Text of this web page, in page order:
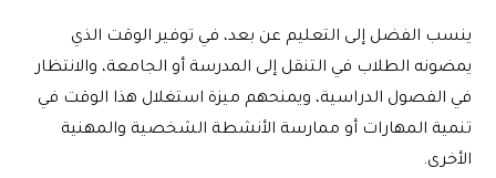
ينسب الفضل إلى التعليم عن بعد، في توفير الوقت الذي
يمضونه الطلاب في التنقل إلى المدرسة أو الجامعة، والانتظار
في الفصول الدراسية، ويمنحهم ميزة استغلال هذا الوقت في
تنمية المهارات أو ممارسة الأنشطة الشخصية والمهنية
الأخرى.